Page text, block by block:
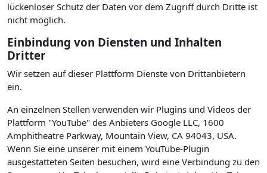
lückenloser Schutz der Daten vor dem Zugriff durch Dritte ist
nicht möglich.
Einbindung von Diensten und Inhalten
Dritter
Wir setzen auf dieser Plattform Dienste von Drittanbietern
ein.
An einzelnen Stellen verwenden wir Plugins und Videos der
Plattform "YouTube" des Anbieters Google LLC, 1600
Amphitheatre Parkway, Mountain View, CA 94043, USA.
Wenn Sie eine unserer mit einem YouTube-Plugin
ausgestatteten Seiten besuchen, wird eine Verbindung zu den